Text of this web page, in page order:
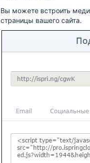
Вы можете встроить
страницы вашего сайта.